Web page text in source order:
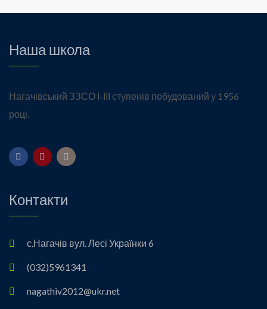
Наша школа
Нагачівський ЗЗСО І-ІІІ ступенів побудований у 1956
році.
Контакти
с.Нагачів вул. Лесі Українки 6
(032)5961341
nagathiv2012@ukr.net